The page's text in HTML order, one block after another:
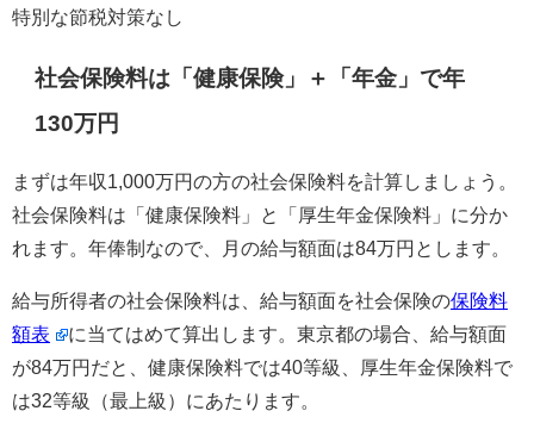
特別な節税対策なし
社会保険料は「健康保険」＋「年金」で年
130万円
まずは年収1,000万円の方の社会保険料を計算しましょう。
社会保険料は「健康保険料」と「厚生年金保険料」に分か
れます。年俸制なので、月の給与額面は84万円とします。
給与所得者の社会保険料は、給与額面を社会保険の保険料
額表
に当てはめて算出します。東京都の場合、給与額面
が84万円だと、健康保険料では40等級、厚生年金保険料で
は32等級（最上級）にあたります。